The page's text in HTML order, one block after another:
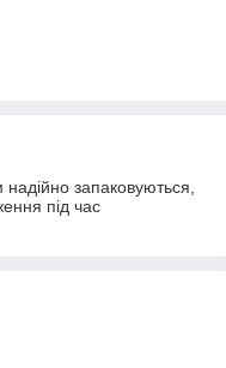
запаковуються,
під час